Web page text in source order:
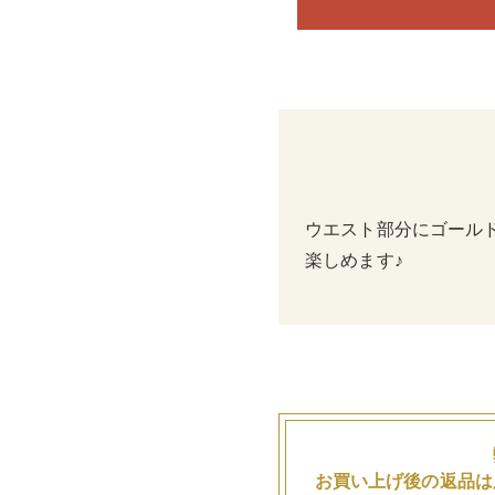
ウエスト部分にゴール
楽しめます♪
お買い上げ後の返品